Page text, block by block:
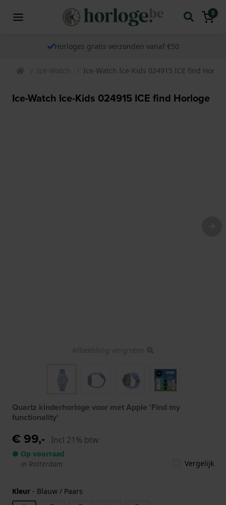
0
Horloges gratis verzonden vanaf €50
Ice-Watch Ice-Watch Ice-Kids 024915 ICE find
Ice-Watch Ice-Kids 024915 ICE find Horloge
Afbeelding vergroten
Quartz kinderhorloge voor met Apple 'Find my
functionality'
€ 99,- Incl 21% btw
● Op voorraad
in Rotterdam
Vergelijk
Kleur - Blauw / Paars